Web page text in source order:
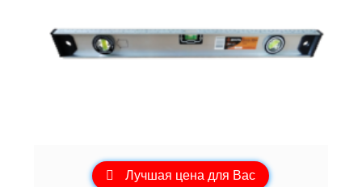
Лучшая цена для Вас